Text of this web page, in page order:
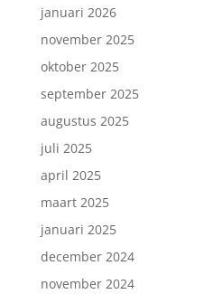
januari 2026
november 2025
oktober 2025
september 2025
augustus 2025
juli 2025
april 2025
maart 2025
januari 2025
december 2024
november 2024